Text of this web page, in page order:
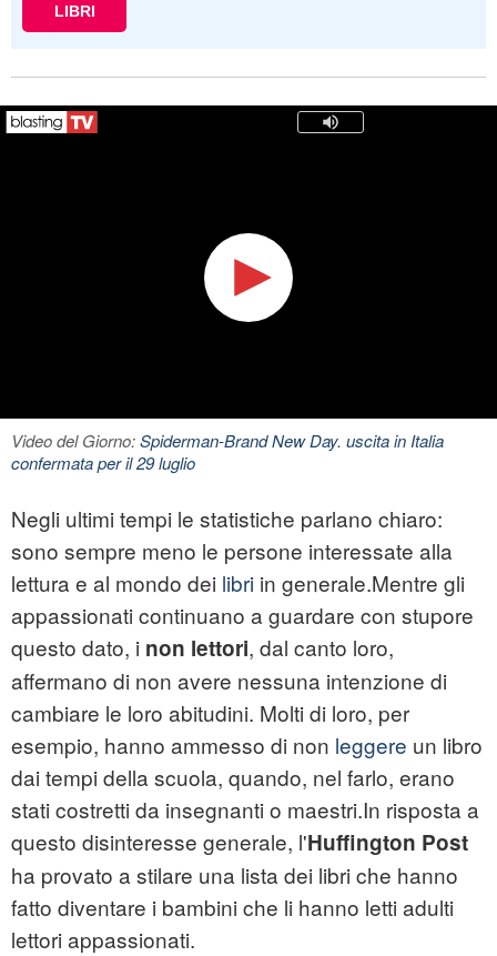
LIBRI
Video del Giorno:Spiderman-Brand New Day. uscita in Italia
confermata per il 29 luglio
Negli ultimi tempi le statistiche parlano chiaro:
sono sempre meno le persone interessate alla
lettura e al mondo dei libri in generale.Mentre gli
appassionati continuano a guardare con stupore
questo dato, i non lettori, dal canto loro,
affermano di non avere nessuna intenzione di
cambiare le loro abitudini. Molti di loro, per
esempio, hanno ammesso di non leggere un libro
dai tempi della scuola, quando, nel farlo, erano
stati costretti da insegnanti o maestri.In risposta a
questo disinteresse generale, l'Huffington Post
ha provato a stilare una lista dei libri che hanno
fatto diventare i bambini che li hanno letti adulti
lettori appassionati.